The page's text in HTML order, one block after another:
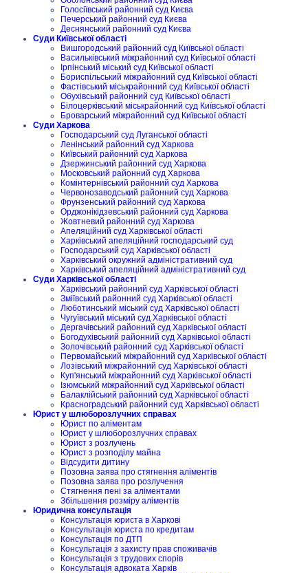
Голосіївський районний суд Києва
Печерський районний суд Києва
Деснянський районний суд Києва
Суди Київської області
Вишгородський районний суд Київської області
Васильківський міжрайонний суд Київської області
Ірпінський міський суд Київської області
Бориспільський міжрайонний суд Київської області
Фастівський міськрайонний суд Київської області
Обухівський районний суд Київської області
Білоцерківський міськрайонний суд Київської області
Броварський міжрайонний суд Київської області
Суди Харкова
Господарський суд Луганської області
Ленінський районний суд Харкова
Київський районний суд Харкова
Дзержинський районний суд Харкова
Московський районний суд Харкова
Комінтернівський районний суд Харкова
Червонозаводський районний суд Харкова
Фрунзенський районний суд Харкова
Орджонікідзевський районний суд Харкова
Жовтневий районний суд Харкова
Апеляційний суд Харківської області
Харківський апеляційний господарський суд
Господарський суд Харківської області
Харківський окружний адміністративний суд
Харківський апеляційний адміністративний суд
Суди Харківської області
Харківський районний суд Харківської області
Зміївський районний суд Харківської області
Люботинський міський суд Харківської області
Чугуївський міський суд Харківської області
Дергачівський районний суд Харківської області
Богодухівський районний суд Харківської області
Золочівський районний суд Харківської області
Первомайський міжрайонний суд Харківської області
Лозівський міжрайонний суд Харківської області
Куп'янський міжрайонний суд Харківської області
Ізюмський міжрайонний суд Харківської області
Балаклійський районний суд Харківської області
Красноградський районний суд Харківської області
Юрист у шлюборозлучних справах
Юрист по аліментам
Юрист у шлюборозлучних справах
Юрист з розлучень
Юрист з розподілу майна
Відсудити дитину
Позовна заява про стягнення аліментів
Позовна заява про розлучення
Стягнення пені за аліментами
Збільшення розміру аліментів
Юридична консультація
Консультація юриста в Харкові
Консультація юриста по кредитам
Консультація по ДТП
Консультація з захисту прав споживачів
Консультація з трудових спорів
Консультація адвоката Харків